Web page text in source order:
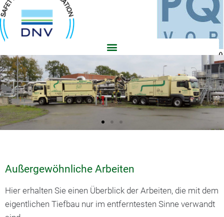
Außergewöhnliche Arbeiten
Hier erhalten Sie einen Überblick der Arbeiten, die mit dem
eigentlichen Tiefbau nur im entferntesten Sinne verwandt